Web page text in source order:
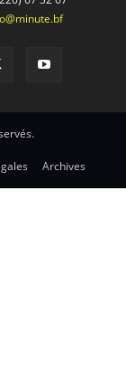
Archives